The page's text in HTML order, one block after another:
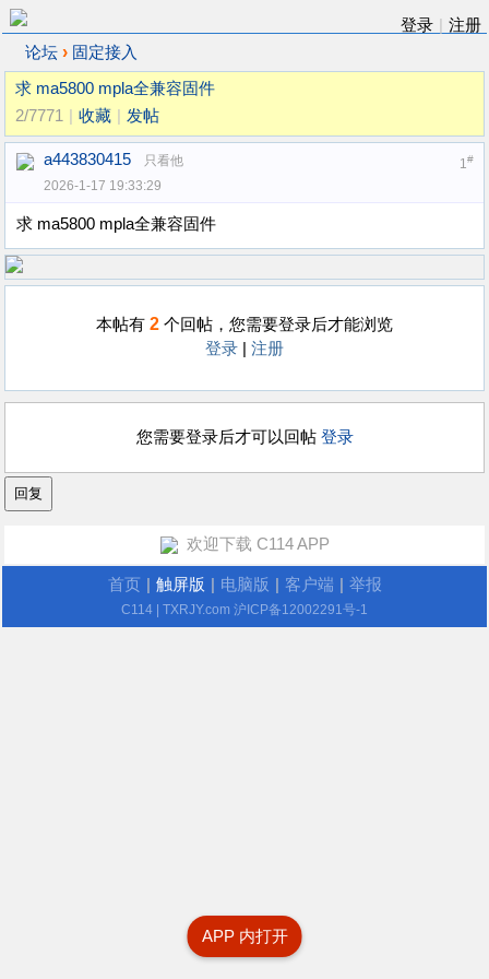
登录
注册
论坛 › 固定接入
求 ma5800 mpla全兼容固件
2/7771
收藏 发帖
1#
a443830415
只看他
2026-1-17 19:33:29
求 ma5800 mpla全兼容固件
本帖有 2 个回帖，您需要登录后才能浏览
登录
注册
您需要登录后才可以回帖 登录
APP 内打开
欢迎下载 C114 APP
首页 触屏版 电脑版 客户端 举报
C114 | TXRJY.com 沪ICP备12002291号-1